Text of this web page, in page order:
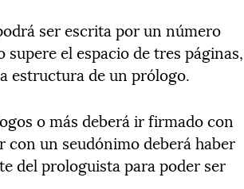
ser escrita por un número
el espacio de tres páginas,
estructura de un prólogo.
o más deberá ir firmado con
con un seudónimo deberá haber
del prologuista para poder ser